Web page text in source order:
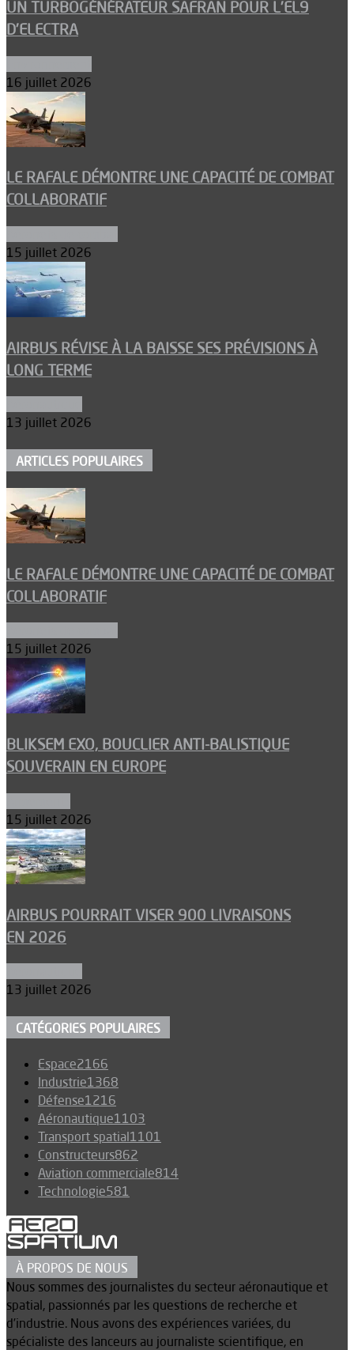
UN TURBOGÉNÉRATEUR SAFRAN POUR L’EL9
D’ELECTRA
16 juillet 2026
LE RAFALE DÉMONTRE UNE CAPACITÉ DE COMBAT
COLLABORATIF
15 juillet 2026
AIRBUS RÉVISE À LA BAISSE SES PRÉVISIONS À
LONG TERME
13 juillet 2026
ARTICLES POPULAIRES
LE RAFALE DÉMONTRE UNE CAPACITÉ DE COMBAT
COLLABORATIF
15 juillet 2026
BLIKSEM EXO, BOUCLIER ANTI-BALISTIQUE
SOUVERAIN EN EUROPE
15 juillet 2026
AIRBUS POURRAIT VISER 900 LIVRAISONS
EN 2026
13 juillet 2026
CATÉGORIES POPULAIRES
Espace2166
Industrie1368
Défense1216
Aéronautique1103
Transport spatial1101
Constructeurs862
Aviation commerciale814
Technologie581
À PROPOS DE NOUS
Nous sommes des journalistes du secteur aéronautique et
spatial, passionnés par les questions de recherche et
d’industrie. Nous avons des expériences variées, du
spécialiste des lanceurs au journaliste scientifique, en